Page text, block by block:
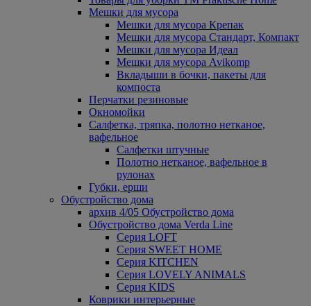
Мешки для мусора
Мешки для мусора Крепак
Мешки для мусора Стандарт, Компакт
Мешки для мусора Идеал
Мешки для мусора Avikomp
Вкладыши в бочки, пакеты для
компоста
Перчатки резиновые
Окномойки
Салфетка, тряпка, полотно нетканое,
вафельное
Салфетки штучные
Полотно нетканое, вафельное в
рулонах
Губки, ерши
Обустройство дома
архив 4/05 Обустройство дома
Обустройство дома Verda Line
Серия LOFT
Серия SWEET HOME
Серия KITCHEN
Серия LOVELY ANIMALS
Серия KIDS
Коврики интерьерные